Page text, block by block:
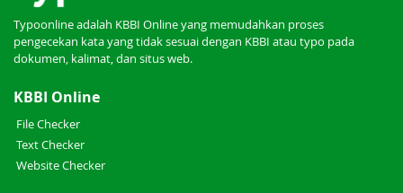
Typoonline adalah KBBI Online yang memudahkan proses
pengecekan kata yang tidak sesuai dengan KBBI atau typo pada
dokumen, kalimat, dan situs web.
KBBI Online
File Checker
Text Checker
Website Checker